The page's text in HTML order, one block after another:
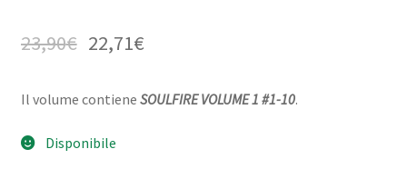
23,90€ 22,71€
Il volume contiene SOULFIRE VOLUME 1 #1-10.
Disponibile